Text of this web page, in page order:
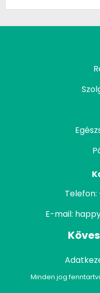
Telefon:
E-mail:
Minden jog